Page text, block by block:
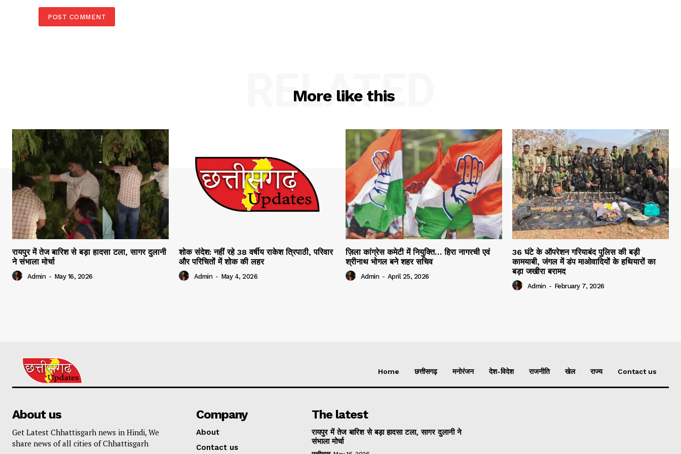
More like this
RELATED
रायपुर में तेज बारिश से बड़ा हादसा टला, सागर दुलानी
ने संभाला मोर्चा
Admin - May 16, 2026
शोक संदेश: नहीं रहे 38 वर्षीय राकेश त्रिपाठी, परिवार
और परिचितों में शोक की लहर
Admin - May 4, 2026
ज़िला कांग्रेस कमेटी में नियुक्ति… हिरा नागरची एवं
श्रीनाथ भोगल बने शहर सचिव
Admin - April 25, 2026
36 घंटे के ऑपरेशन गरियाबंद पुलिस की बड़ी
कामयाबी, जंगल में डंप माओवादियों के हथियारों का
बड़ा जखीरा बरामद
Admin - February 7, 2026
Home छत्तीसगढ़ मनोरंजन देश-विदेश राजनीति खेल राज्य Contact us
About us
Get Latest Chhattisgarh news in Hindi, We
share news of all cities of Chhattisgarh
Company
About
Contact us
The latest
रायपुर में तेज बारिश से बड़ा हादसा टला, सागर दुलानी ने
संभाला मोर्चा